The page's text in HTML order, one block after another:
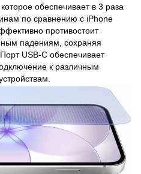
обеспечивает в 3 раза
по сравнению с iPhone
противостоит
падениям, сохраняя
USB-C обеспечивает
к различным